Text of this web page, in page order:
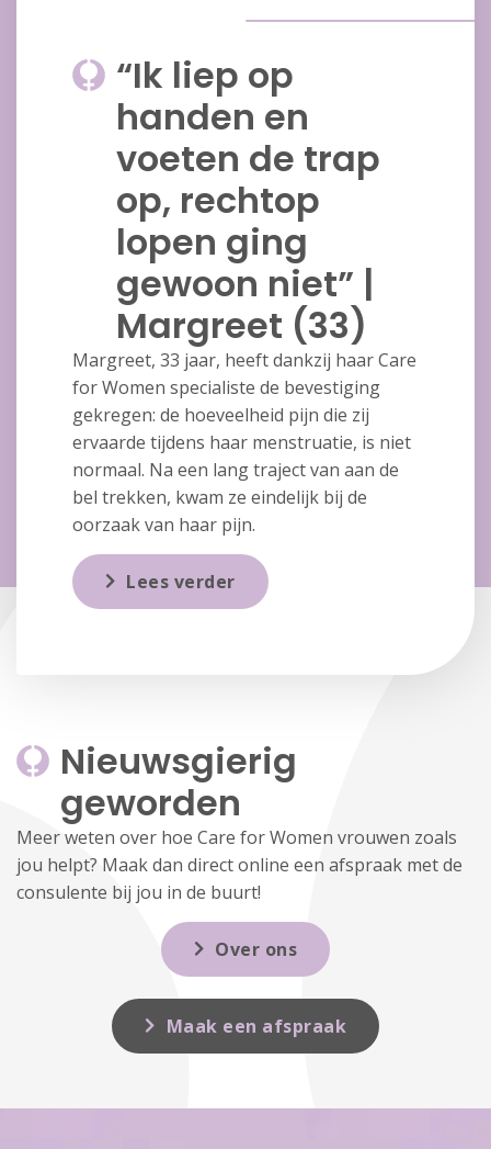
“Ik liep op
handen en
voeten de trap
op, rechtop
lopen ging
gewoon niet” |
Margreet (33)
Margreet, 33 jaar, heeft dankzij haar Care
for Women specialiste de bevestiging
gekregen: de hoeveelheid pijn die zij
ervaarde tijdens haar menstruatie, is niet
normaal. Na een lang traject van aan de
bel trekken, kwam ze eindelijk bij de
oorzaak van haar pijn.
Lees verder
Nieuwsgierig
geworden
Meer weten over hoe Care for Women vrouwen zoals
jou helpt? Maak dan direct online een afspraak met de
consulente bij jou in de buurt!
Over ons
Maak een afspraak